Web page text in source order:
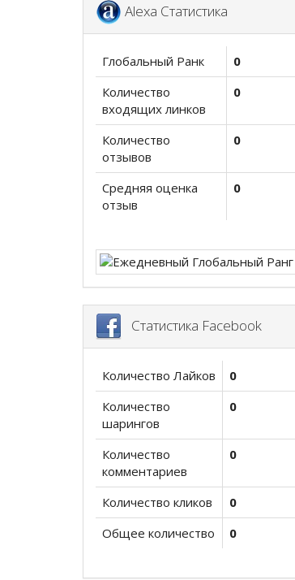
Alexa Статистика
Глобальный Ранк
0
Количество
входящих линков
0
Количество
отзывов
0
Средняя оценка
отзыв
0
Статистика Facebook
Количество Лайков
0
Количество
шарингов
0
Количество
комментариев
0
Количество кликов
0
Общее количество
0